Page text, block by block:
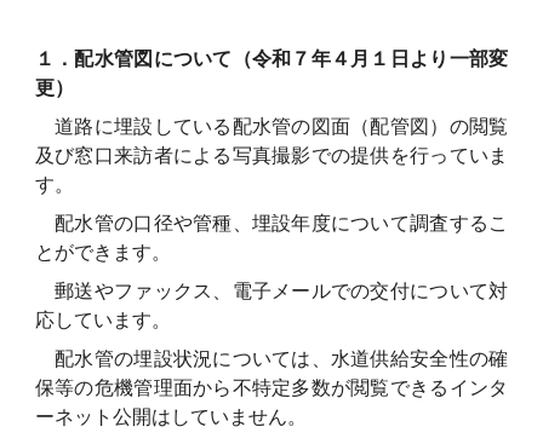
１．配水管図について（令和７年４月１日より一部変
更）
道路に埋設している配水管の図面（配管図）の閲覧
及び窓口来訪者による写真撮影での提供を行っていま
す。
配水管の口径や管種、埋設年度について調査するこ
とができます。
郵送やファックス、電子メールでの交付について対
応しています。
配水管の埋設状況については、水道供給安全性の確
保等の危機管理面から不特定多数が閲覧できるインタ
ーネット公開はしていません。